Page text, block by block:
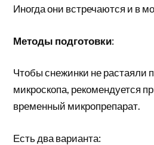
Иногда они встречаются и в
Методы подготовки:
Чтобы снежинки не растаяли
микроскопа, рекомендуется
временный микропрепарат.
Есть два варианта: